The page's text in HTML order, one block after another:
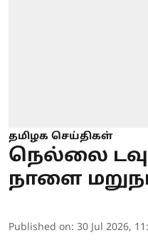
தமிழக செய்திகள்
நெல்லை
நாளை
Published on: 30 Jul 2026,